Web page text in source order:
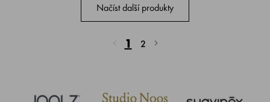
Načíst další produkty
1 2